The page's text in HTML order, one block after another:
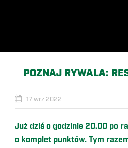
POZNAJ RYWALA:
17 wrz 2022
Już dziś o godzinie 20.00 po
o komplet punktów. Tym